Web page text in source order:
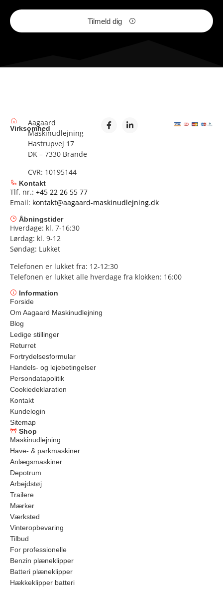
Tilmeld dig
Virksomhed
Aagaard
Maskinudlejning
Hastrupvej 17
DK – 7330 Brande
CVR: 10195144
Kontakt
Tlf. nr.: +45 22 26 55 77
Email: kontakt@aagaard-maskinudlejning.dk
Åbningstider
Hverdage: kl. 7-16:30
Lørdag: kl. 9-12
Søndag: Lukket
Telefonen er lukket fra: 12-12:30
Telefonen er lukket alle hverdage fra klokken: 16:00
Information
Forside
Om Aagaard Maskinudlejning
Blog
Ledige stillinger
Returret
Fortrydelsesformular
Handels- og lejebetingelser
Persondatapolitik
Cookiedeklaration
Kontakt
Kundelogin
Sitemap
Shop
Maskinudlejning
Have- & parkmaskiner
Anlægsmaskiner
Depotrum
Arbejdstøj
Trailere
Mærker
Værksted
Vinteropbevaring
Tilbud
For professionelle
Benzin plæneklipper
Batteri plæneklipper
Hækkeklipper batteri